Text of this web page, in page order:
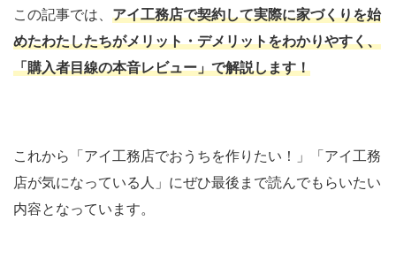
この記事では、 アイ工務店で契約して実際に家づくりを始
めたわたしたちがメリット・デメリットをわかりやすく、
「購入者目線の本音レビュー」で解説します！
これから「アイ工務店でおうちを作りたい！」「アイ工務
店が気になっている人」にぜひ最後まで読んでもらいたい
内容となっています。